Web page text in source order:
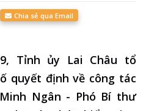
Chia sẻ qua Email
9, Tỉnh ủy Lai Châu tổ
quyết định về công tác
Ngân - Phó Bí thư